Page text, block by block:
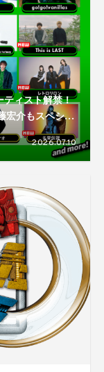
ティスト解禁！
宏介もスペシャ
2026.07.10